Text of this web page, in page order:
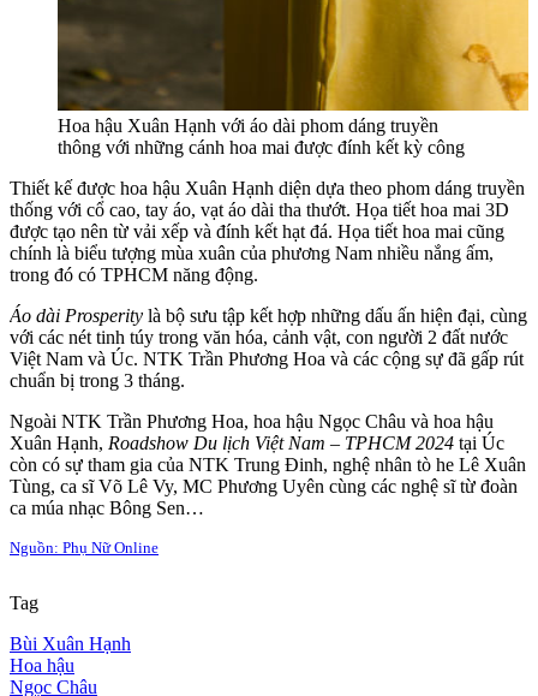
Hoa hậu Xuân Hạnh với áo dài phom dáng truyền
thông với những cánh hoa mai được đính kết kỳ công
Thiết kế được hoa hậu Xuân Hạnh diện dựa theo phom dáng truyền
thống với cổ cao, tay áo, vạt áo dài tha thướt. Họa tiết hoa mai 3D
được tạo nên từ vải xếp và đính kết hạt đá. Họa tiết hoa mai cũng
chính là biểu tượng mùa xuân của phương Nam nhiều nắng ấm,
trong đó có TPHCM năng động.
Áo dài Prosperity là bộ sưu tập kết hợp những dấu ấn hiện đại, cùng
với các nét tinh túy trong văn hóa, cảnh vật, con người 2 đất nước
Việt Nam và Úc. NTK Trần Phương Hoa và các cộng sự đã gấp rút
chuẩn bị trong 3 tháng.
Ngoài NTK Trần Phương Hoa, hoa hậu Ngọc Châu và hoa hậu
Xuân Hạnh, Roadshow Du lịch Việt Nam – TPHCM 2024 tại Úc
còn có sự tham gia của NTK Trung Đinh, nghệ nhân tò he Lê Xuân
Tùng, ca sĩ Võ Lê Vy, MC Phương Uyên cùng các nghệ sĩ từ đoàn
ca múa nhạc Bông Sen…
Nguồn: Phụ Nữ Online
Tag
Bùi Xuân Hạnh
Hoa hậu
Ngọc Châu